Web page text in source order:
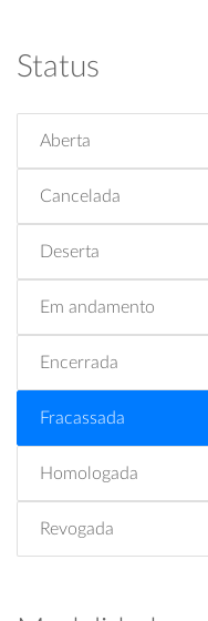
Status
Aberta
Cancelada
Deserta
Em andamento
Encerrada
Fracassada
Homologada
Revogada